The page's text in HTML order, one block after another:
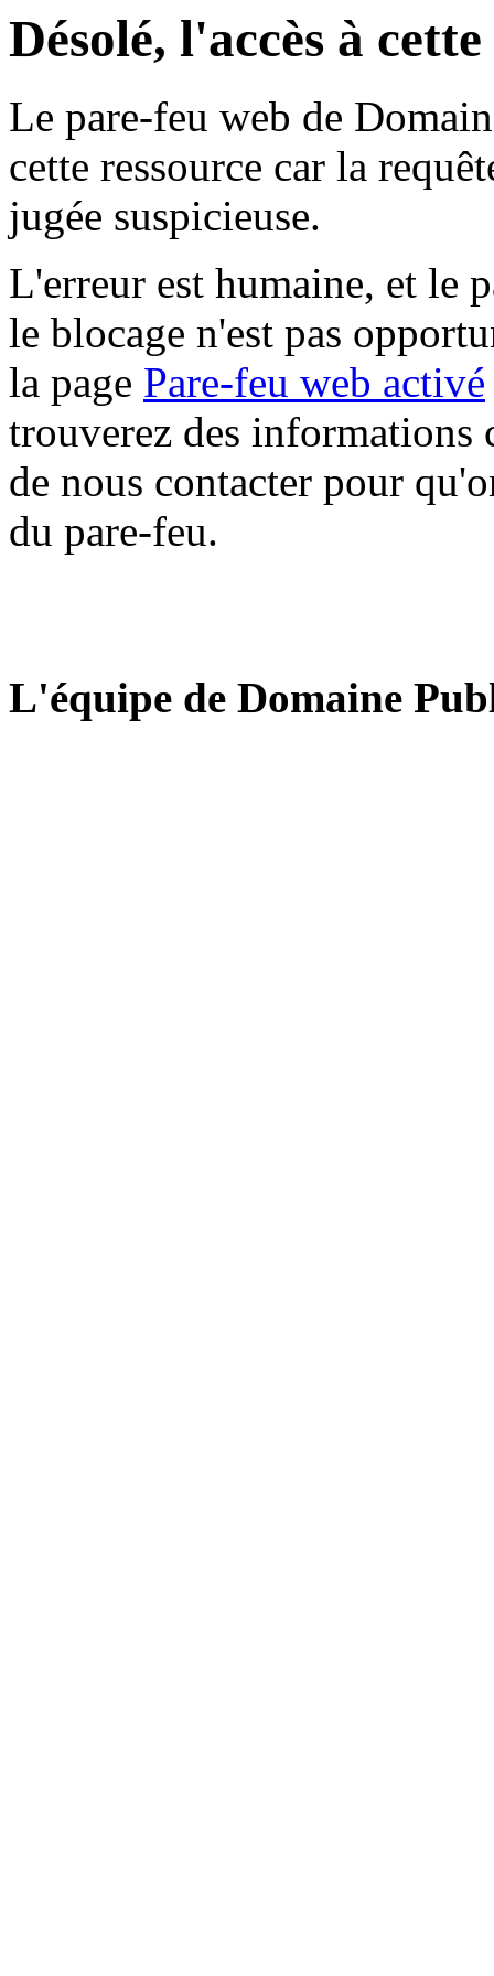
Désolé, l'accès à
Le pare-feu web de
cette ressource car la
jugée suspicieuse.
L'erreur est humaine, et le
le blocage n'est pas
la page Pare-feu web activé
trouverez des informations
de nous contacter pour
du pare-feu.
L'équipe de Domaine